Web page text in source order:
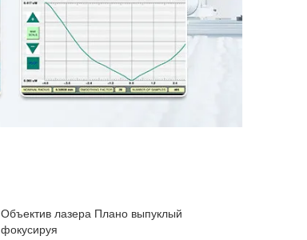
Объектив лазера Плано выпуклый
фокусируя